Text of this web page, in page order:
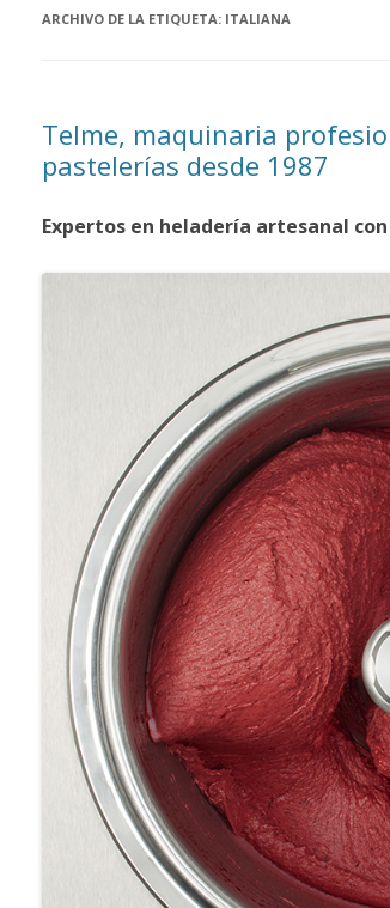
ARCHIVO DE LA ETIQUETA: ITALIANA
Telme, maquinaria
pastelerías desde 1987
Expertos en heladería artesanal